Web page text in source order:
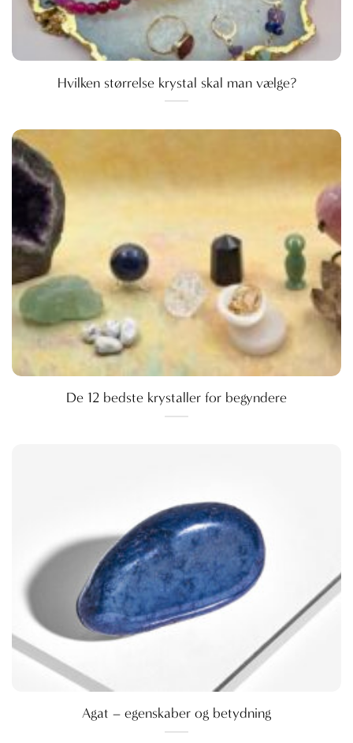
Hvilken størrelse krystal skal man vælge?
De 12 bedste krystaller for begyndere
Agat – egenskaber og betydning